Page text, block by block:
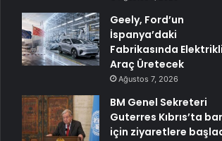
Geely, Ford’un
İspanya’daki
Fabrikasında Elektrikli
Araç Üretecek
Ağustos 7, 2026
BM Genel Sekreteri
Guterres Kıbrıs’ta
için ziyaretlere